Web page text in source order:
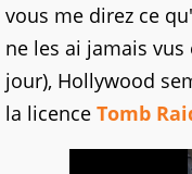
vous me direz ce
ne les ai jamais
jour), Hollywood
la licence Tomb